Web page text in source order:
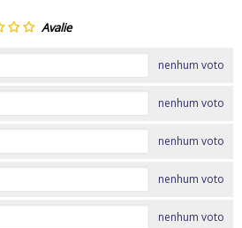
nenhum voto
nenhum voto
nenhum voto
nenhum voto
nenhum voto